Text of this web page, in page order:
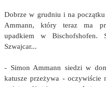
Dobrze w grudniu i na
Ammann, który teraz ma
upadkiem w Bischofshofen.
Szwajcar...
- Simon Ammann siedzi w
katusze przeżywa -